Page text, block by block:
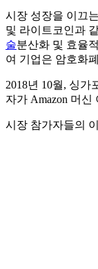
시장 성장을 이끄
및 라이트코인과
술분산화 및 효율
여 기업은 암호화
2018년 10월, 싱가
자가 Amazon 머
시장 참가자들의